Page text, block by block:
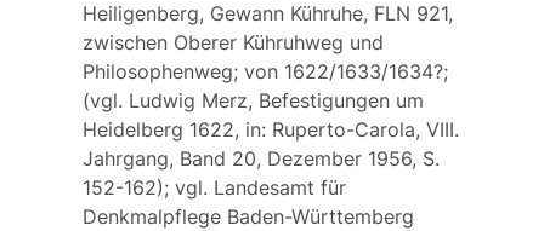
Heiligenberg, Gewann Kühruhe, FLN 921,
zwischen Oberer Kühruhweg und
Philosophenweg; von 1622/1633/1634?;
(vgl. Ludwig Merz, Befestigungen um
Heidelberg 1622, in: Ruperto-Carola, VIII.
Jahrgang, Band 20, Dezember 1956, S.
152-162); vgl. Landesamt für
Denkmalpflege Baden-Württemberg